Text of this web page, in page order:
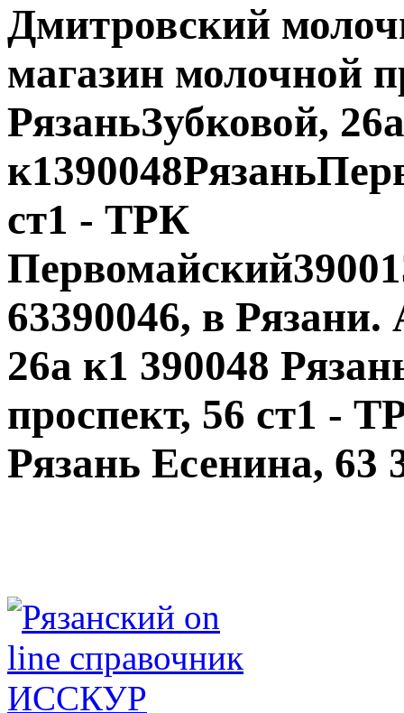
Дмитровский
магазин молочной
РязаньЗубковой, 26а
ст1 - ТРК
63390046, в
26а к1 390048
проспект, 56 ст1 -
Рязань Есенина, 63